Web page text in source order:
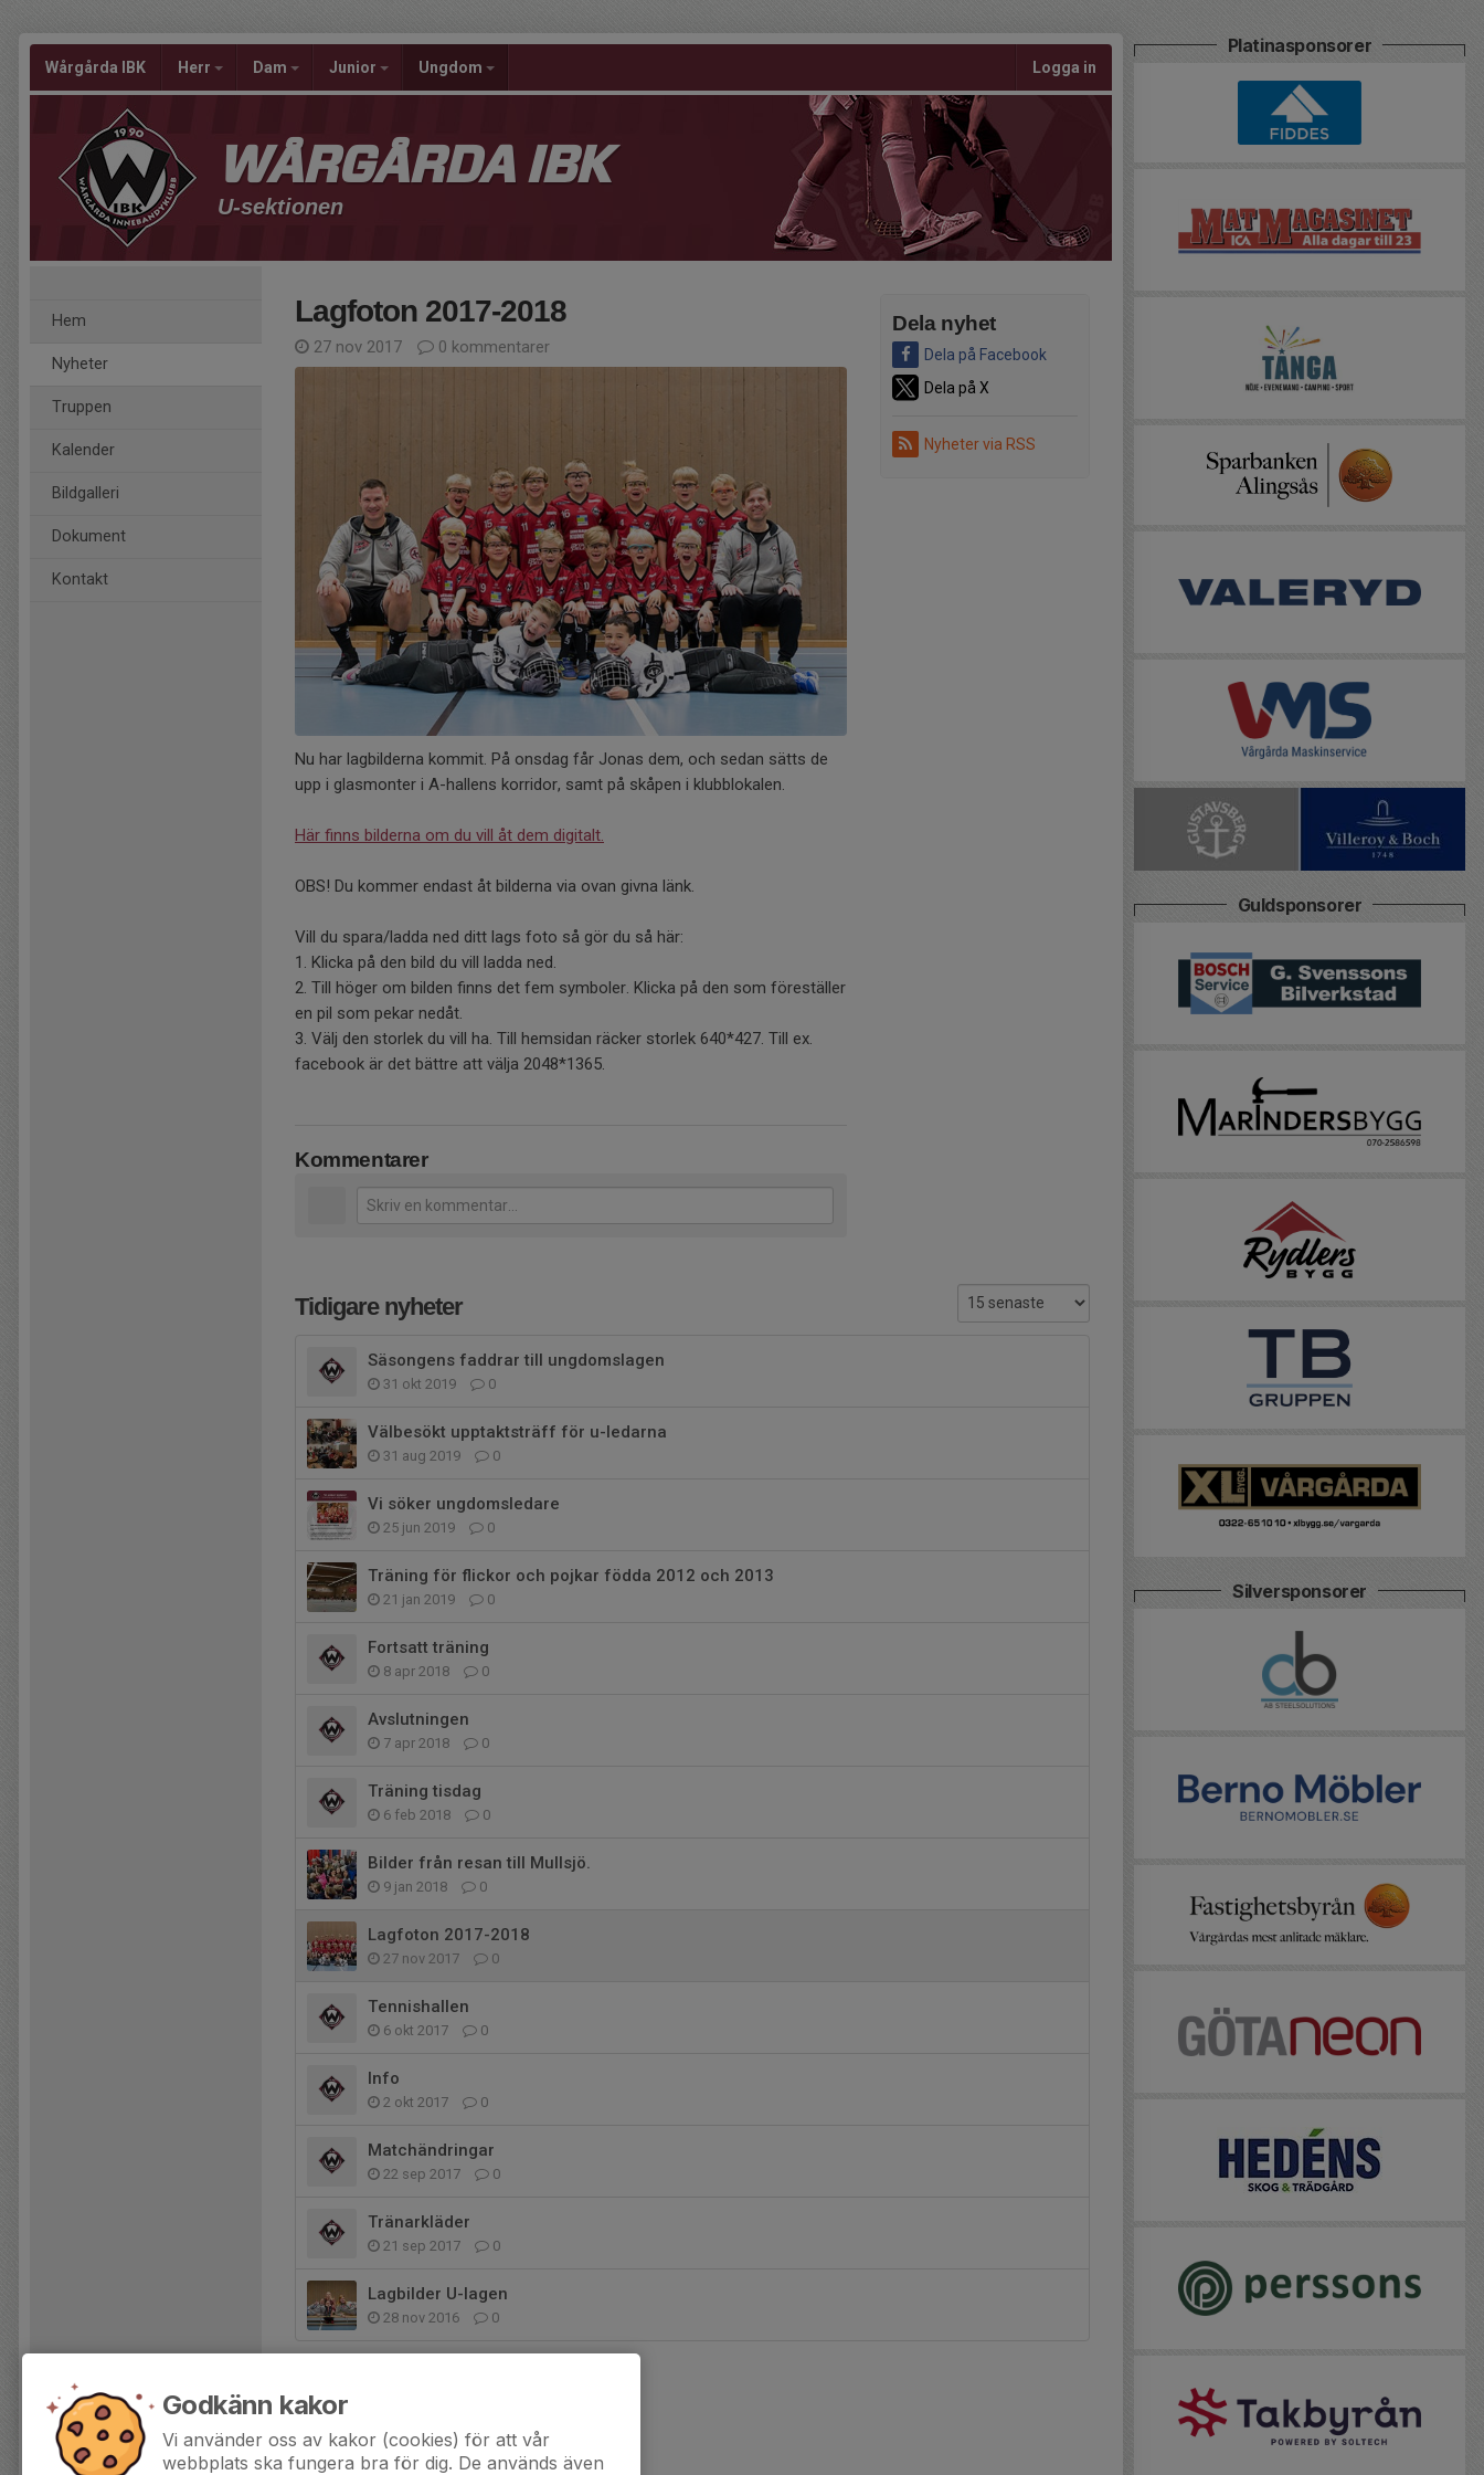
Wårgårda IBK Herr Dam Junior Ungdom Logga in
WÅRGÅRDA IBK
U-sektionen
Hem
Nyheter
Truppen
Kalender
Bildgalleri
Dokument
Kontakt
Dela nyhet
Dela på Facebook
Dela på X
Nyheter via RSS
Lagfoton 2017-2018
27 nov 2017 0 kommentarer
Nu har lagbilderna kommit. På onsdag får Jonas dem, och sedan sätts de
upp i glasmonter i A-hallens korridor, samt på skåpen i klubblokalen.
Här finns bilderna om du vill åt dem digitalt.
OBS! Du kommer endast åt bilderna via ovan givna länk.
Vill du spara/ladda ned ditt lags foto så gör du så här:
1. Klicka på den bild du vill ladda ned.
2. Till höger om bilden finns det fem symboler. Klicka på den som föreställer
en pil som pekar nedåt.
3. Välj den storlek du vill ha. Till hemsidan räcker storlek 640*427. Till ex.
facebook är det bättre att välja 2048*1365.
Kommentarer
Tidigare nyheter
Säsongens faddrar till ungdomslagen
31 okt 2019 0
Välbesökt upptaktsträff för u-ledarna
31 aug 2019 0
Vi söker ungdomsledare
25 jun 2019 0
Träning för flickor och pojkar födda 2012 och 2013
21 jan 2019 0
Fortsatt träning
8 apr 2018 0
Avslutningen
7 apr 2018 0
Träning tisdag
6 feb 2018 0
Bilder från resan till Mullsjö.
9 jan 2018 0
Lagfoton 2017-2018
27 nov 2017 0
Tennishallen
6 okt 2017 0
Info
2 okt 2017 0
Matchändringar
22 sep 2017 0
Tränarkläder
21 sep 2017 0
Lagbilder U-lagen
28 nov 2016 0
Platinasponsorer
Guldsponsorer
Silversponsorer
Godkänn kakor
Vi använder oss av kakor (cookies) för att vår
webbplats ska fungera bra för dig. De används även